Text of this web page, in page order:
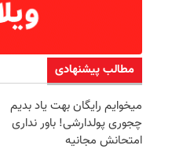
مطالب پیشنهادی
میخوایم رایگان بهت یاد بدیم
چجوری پولدارشی! باور نداری
امتحانش مجانیه